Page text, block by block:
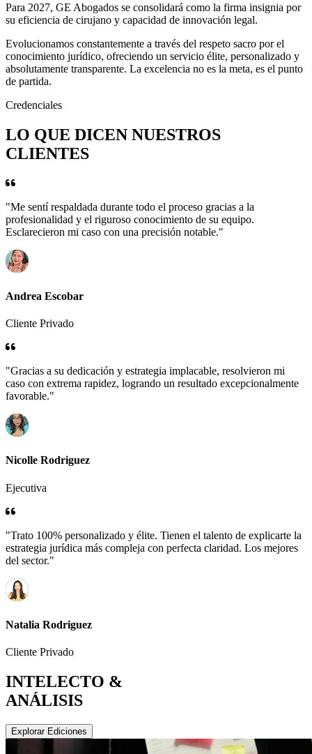
Para 2027, GE Abogados se consolidará como la firma insignia por
su eficiencia de cirujano y capacidad de innovación legal.
Evolucionamos constantemente a través del respeto sacro por el
conocimiento jurídico, ofreciendo un servicio élite, personalizado y
absolutamente transparente. La excelencia no es la meta, es el punto
de partida.
Credenciales
LO QUE DICEN NUESTROS
CLIENTES
"Me sentí respaldada durante todo el proceso gracias a la
profesionalidad y el riguroso conocimiento de su equipo.
Esclarecieron mi caso con una precisión notable."
Andrea Escobar
Cliente Privado
"Gracias a su dedicación y estrategia implacable, resolvieron mi
caso con extrema rapidez, logrando un resultado excepcionalmente
favorable."
Nicolle Rodriguez
Ejecutiva
"Trato 100% personalizado y élite. Tienen el talento de explicarte la
estrategia jurídica más compleja con perfecta claridad. Los mejores
del sector."
Natalia Rodriguez
Cliente Privado
INTELECTO &
ANÁLISIS
Explorar Ediciones